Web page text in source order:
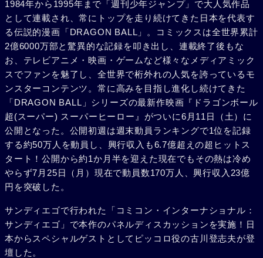
1984年から1995年まで「週刊少年ジャンプ」で大人気作品
として連載され、常にトップを走り続けてきた日本を代表す
る伝説的漫画「DRAGON BALL」。コミックスは全世界累計
2億6000万部と驚異的な記録を叩き出し、連載終了後もな
お、テレビアニメ・映画・ゲームなど様々なメディアミック
スでファンを魅了し、全世界で桁外れの人気を誇っているモ
ンスターコンテンツ。常に高みを目指し進化し続けてきた
「DRAGON BALL」シリーズの最新作映画『ドラゴンボール
超(スーパー) スーパーヒーロー』がついに6月11日（土）に
公開となった。公開初週は週末動員ランキングで1位を記録
する約50万人を動員し、興行収入も6.7億超えの超ヒットス
タート！公開から約1か月半を迎えた現在でもその熱は冷め
やらず7月25日（月）現在で動員数170万人、興行収入23億
円を突破した。
サンディエゴで行われた「コミコン・インターナショナル：
サンディエゴ」で本作のパネルディスカッションを実施！日
本からスペシャルゲストとしてピッコロ役の古川登志夫が登
壇した。